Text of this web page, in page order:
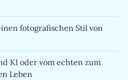
fotografischen Stil von
KI oder vom echten zum
Leben